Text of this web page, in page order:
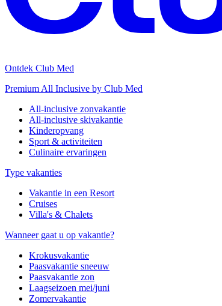
Ontdek Club Med
Premium All Inclusive by Club Med
All-inclusive zonvakantie
All-inclusive skivakantie
Kinderopvang
Sport & activiteiten
Culinaire ervaringen
Type vakanties
Vakantie in een Resort
Cruises
Villa's & Chalets
Wanneer gaat u op vakantie?
Krokusvakantie
Paasvakantie sneeuw
Paasvakantie zon
Laagseizoen mei/juni
Zomervakantie